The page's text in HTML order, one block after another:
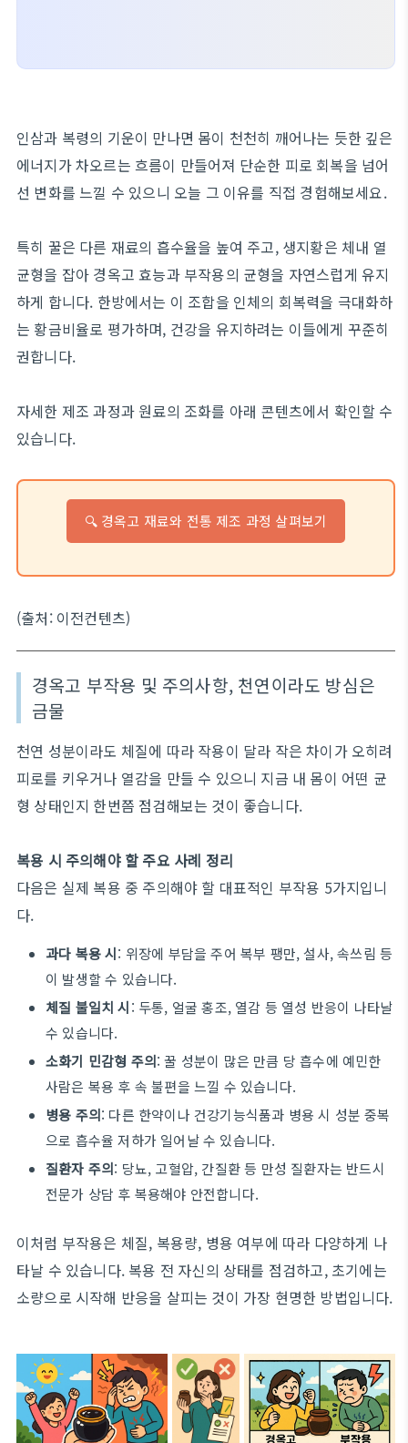
인삼과 복령의 기운이 만나면 몸이 천천히 깨어나는 듯한 깊은
에너지가 차오르는 흐름이 만들어져 단순한 피로 회복을 넘어
선 변화를 느낄 수 있으니 오늘 그 이유를 직접 경험해보세요.
특히 꿀은 다른 재료의 흡수율을 높여 주고, 생지황은 체내 열
균형을 잡아 경옥고 효능과 부작용의 균형을 자연스럽게 유지
하게 합니다. 한방에서는 이 조합을 인체의 회복력을 극대화하
는 황금비율로 평가하며, 건강을 유지하려는 이들에게 꾸준히
권합니다.
자세한 제조 과정과 원료의 조화를 아래 콘텐츠에서 확인할 수
있습니다.
🔍 경옥고 재료와 전통 제조 과정 살펴보기
(출처: 이전컨텐츠)
경옥고 부작용 및 주의사항, 천연이라도 방심은
금물
천연 성분이라도 체질에 따라 작용이 달라 작은 차이가 오히려
피로를 키우거나 열감을 만들 수 있으니 지금 내 몸이 어떤 균
형 상태인지 한번쯤 점검해보는 것이 좋습니다.
복용 시 주의해야 할 주요 사례 정리
다음은 실제 복용 중 주의해야 할 대표적인 부작용 5가지입니
다.
과다 복용 시: 위장에 부담을 주어 복부 팽만, 설사, 속쓰림 등
이 발생할 수 있습니다.
체질 불일치 시: 두통, 얼굴 홍조, 열감 등 열성 반응이 나타날
수 있습니다.
소화기 민감형 주의: 꿀 성분이 많은 만큼 당 흡수에 예민한
사람은 복용 후 속 불편을 느낄 수 있습니다.
병용 주의: 다른 한약이나 건강기능식품과 병용 시 성분 중복
으로 흡수율 저하가 일어날 수 있습니다.
질환자 주의: 당뇨, 고혈압, 간질환 등 만성 질환자는 반드시
전문가 상담 후 복용해야 안전합니다.
이처럼 부작용은 체질, 복용량, 병용 여부에 따라 다양하게 나
타날 수 있습니다. 복용 전 자신의 상태를 점검하고, 초기에는
소량으로 시작해 반응을 살피는 것이 가장 현명한 방법입니다.